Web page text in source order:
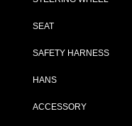
SEAT
SAFETY HARNESS
HANS
ACCESSORY